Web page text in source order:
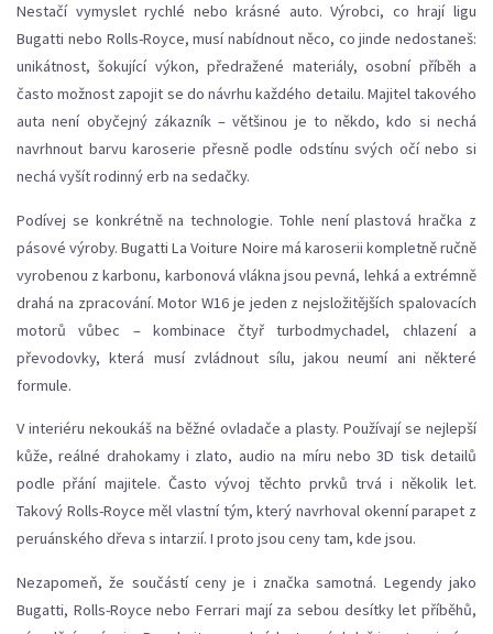
Nestačí vymyslet rychlé nebo krásné auto. Výrobci, co hrají ligu
Bugatti nebo Rolls-Royce, musí nabídnout něco, co jinde nedostaneš:
unikátnost, šokující výkon, předražené materiály, osobní příběh a
často možnost zapojit se do návrhu každého detailu. Majitel takového
auta není obyčejný zákazník – většinou je to někdo, kdo si nechá
navrhnout barvu karoserie přesně podle odstínu svých očí nebo si
nechá vyšít rodinný erb na sedačky.
Podívej se konkrétně na technologie. Tohle není plastová hračka z
pásové výroby. Bugatti La Voiture Noire má karoserii kompletně ručně
vyrobenou z karbonu, karbonová vlákna jsou pevná, lehká a extrémně
drahá na zpracování. Motor W16 je jeden z nejsložitějších spalovacích
motorů vůbec – kombinace čtyř turbodmychadel, chlazení a
převodovky, která musí zvládnout sílu, jakou neumí ani některé
formule.
V interiéru nekoukáš na běžné ovladače a plasty. Používají se nejlepší
kůže, reálné drahokamy i zlato, audio na míru nebo 3D tisk detailů
podle přání majitele. Často vývoj těchto prvků trvá i několik let.
Takový Rolls-Royce měl vlastní tým, který navrhoval okenní parapet z
peruánského dřeva s intarzií. I proto jsou ceny tam, kde jsou.
Nezapomeň, že součástí ceny je i značka samotná. Legendy jako
Bugatti, Rolls-Royce nebo Ferrari mají za sebou desítky let příběhů,